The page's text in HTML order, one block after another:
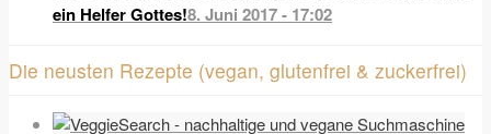
ein Helfer Gottes!8. Juni 2017 - 17:02
Die neusten Rezepte (vegan, glutenfrei & zuckerfrei)